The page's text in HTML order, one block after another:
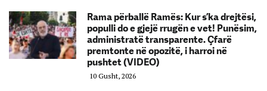
Rama përballë Ramës: Kur s’ka drejtësi,
populli do e gjejë rrugën e vet! Punësim,
administratë transparente. Çfarë
premtonte në opozitë, i harroi në
pushtet (VIDEO)
10 Gusht, 2026